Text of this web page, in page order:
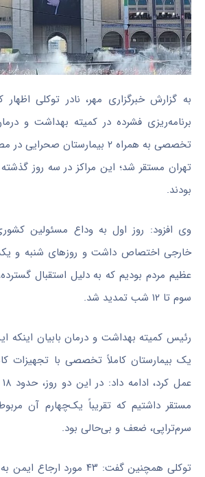
به گزارش خبرگزاری مهر، نادر توکلی
تخصصی به همراه ۲ بیمارستان
تهران مستقر شد؛ این مراکز در سه روز
بودند.
وی افزود: روز اول به وداع مسئولین
خارجی اختصاص داشت و روزهای شنبه و
عظیم مردم بودیم که به دلیل استقبال
سوم تا ۱۲ شب تمدید شد.
رئیس کمیته بهداشت و درمان بابیان اینکه
یک بیمارستان کاملاً تخصصی با تجهیزات
مستقر داشتیم که تقریباً یک‌چهارم آن
سرم‌تراپی، ضعف و بی‌حالی بود.
توکلی همچنین گفت: ۴۳ مورد